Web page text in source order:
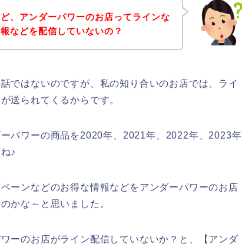
、アンダーパワーのお店ってラインな
などを配信していないの？
ではないのですが、私の知り合いのお店では、ライ
送られてくるからです。
パワーの商品を2020年、2021年、2022年、2023年
♪
ーンなどのお得な情報などをアンダーパワーのお店
かな～と思いました。
ーのお店がライン配信していないか？と、【アンダ